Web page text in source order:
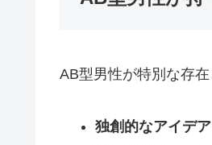
AB型男性が特別な存
独創的なアイデア